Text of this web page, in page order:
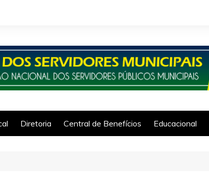
Diretoria Central de Benefícios Educacional